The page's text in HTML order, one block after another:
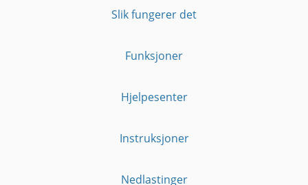
Slik fungerer det
Funksjoner
Hjelpesenter
Instruksjoner
Nedlastinger